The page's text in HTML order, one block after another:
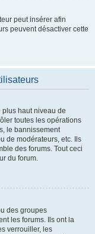
peut insérer afin
peuvent désactiver cette
plus haut niveau de
toutes les opérations
le bannissement
de modérateurs, etc. Ils
des forums. Tout ceci
du forum.
des groupes
les forums. Ils ont la
verrouiller, les